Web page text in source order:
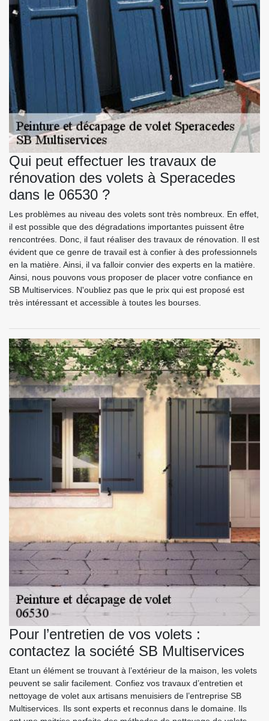
Qui peut effectuer les travaux de
rénovation des volets à Speracedes
dans le 06530 ?
Les problèmes au niveau des volets sont très nombreux. En effet,
il est possible que des dégradations importantes puissent être
rencontrées. Donc, il faut réaliser des travaux de rénovation. Il est
évident que ce genre de travail est à confier à des professionnels
en la matière. Ainsi, il va falloir convier des experts en la matière.
Ainsi, nous pouvons vous proposer de placer votre confiance en
SB Multiservices. N'oubliez pas que le prix qui est proposé est
très intéressant et accessible à toutes les bourses.
Pour l’entretien de vos volets :
contactez la société SB Multiservices
Etant un élément se trouvant à l’extérieur de la maison, les volets
peuvent se salir facilement. Confiez vos travaux d’entretien et
nettoyage de volet aux artisans menuisiers de l’entreprise SB
Multiservices. Ils sont experts et reconnus dans le domaine. Ils